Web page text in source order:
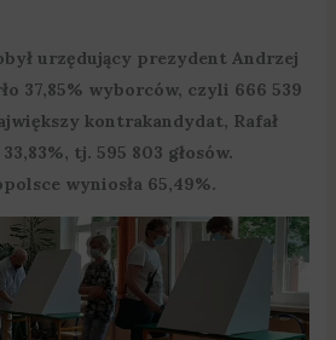
urzędujący prezydent Andrzej
37,85% wyborców, czyli 666 539
kontrakandydat, Rafał
tj. 595 803 głosów.
wyniosła 65,49%.